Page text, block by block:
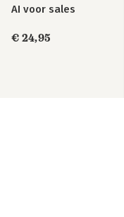
AI voor sales
€ 24,95